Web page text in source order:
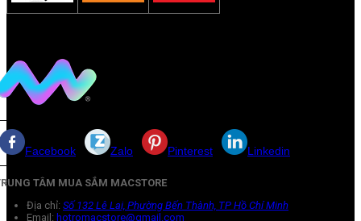
Facebook Zalo Pinterest Linkedin
TÂM MUA SẮM MACSTORE
Địa chỉ: Số 132 Lê Lai, Phường Bến Thành, TP Hồ Chí Minh
Email: hotromacstore@gmail.com